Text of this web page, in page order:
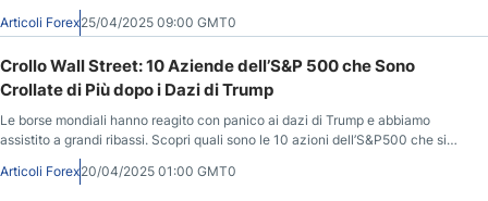
artificiale per investire in borsa.
Articoli Forex25/04/2025 09:00 GMT0
Crollo Wall Street: 10 Aziende dell’S&P 500 che Sono
Crollate di Più dopo i Dazi di Trump
Le borse mondiali hanno reagito con panico ai dazi di Trump e abbiamo
assistito a grandi ribassi. Scopri quali sono le 10 azioni dell’S&P500 che si
sono deprezzate di più da allora.
Articoli Forex20/04/2025 01:00 GMT0